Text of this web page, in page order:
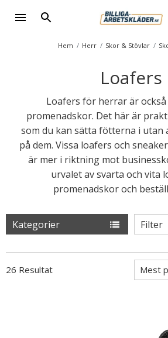
Hem Herr Skor & Stövlar
Loafers
Loafers för herrar är också
promenadskor. Det här är
som du kan sätta fötterna i utan
på dem. Vissa loafers och
är mer i riktning mot
urvalet av svarta och vita
promenadskor och
Kategorier Filter
26 Resultat